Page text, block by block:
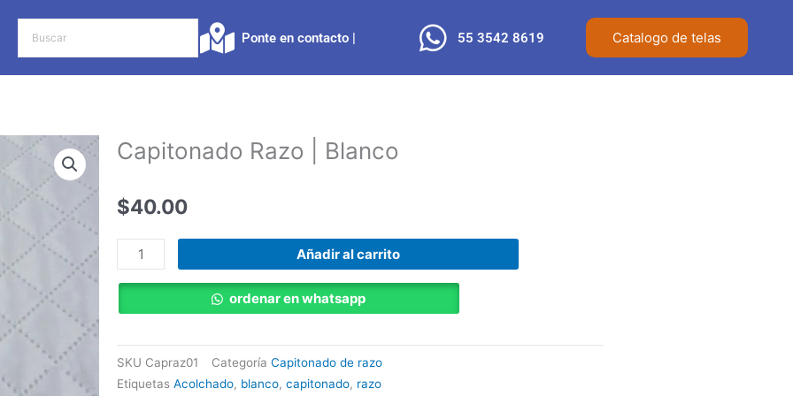
Ponte en contacto |​ 55 3542 8619 Catalogo de telas
Capitonado Razo | Blanco
$40.00
Capitonado
Razo
|
Blanco
Añadir al carrito
ordenar en whatsapp
SKU Capraz01 Categoría Capitonado de razo
Etiquetas Acolchado, blanco, capitonado, razo